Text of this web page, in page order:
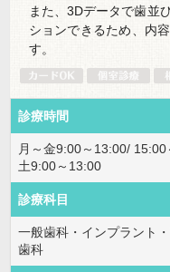
また、3Dデータで歯並
ションできるため、内
す。
診療時間
月～金9:00～13:00/
土9:00～13:00
診療科目
一般歯科・インプラント
歯科